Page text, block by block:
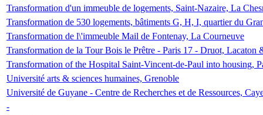
Transformation d'un immeuble de logements, Saint-Nazaire, La
Transformation de 530 logements, bâtiments G, H, I, quartier du
Transformation de l\'immeuble Mail de Fontenay, La Courneuve
Transformation de la Tour Bois le Prêtre - Paris 17 - Druot, Lacaton
Transformation of the Hospital Saint-Vincent-de-Paul into housing,
Université arts & sciences humaines, Grenoble
Université de Guyane - Centre de Recherches et de Ressources,
-